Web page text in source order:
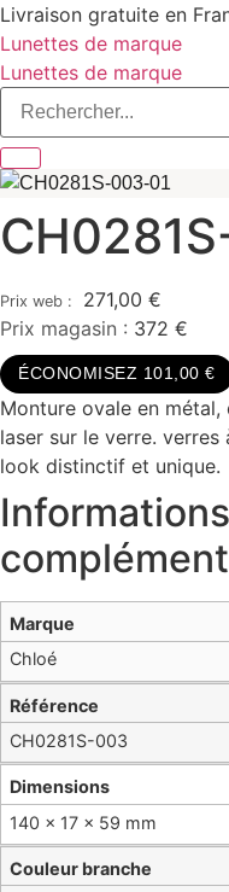
Aller
au
contenu
Livraison gratuite en
Lunettes de marque
Lunettes de marque
271,00 €
Prix magasin : 372 €
ÉCONOMISEZ 101,00 €
Monture ovale en
laser sur le verre.
look distinctif et unique.
Informations
Référence
CH0281S-003
Dimensions
140 × 17 × 59 mm
Couleur branche
Marque
Chloé